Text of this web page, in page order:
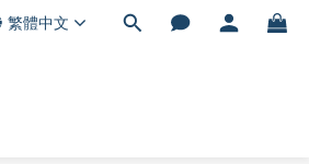
繁體中文